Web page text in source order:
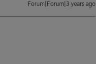
Forum|Forum|3 years ago